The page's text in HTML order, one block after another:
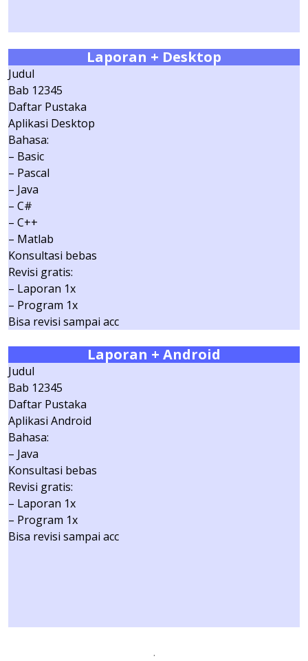
Laporan + Desktop
Judul
Bab 12345
Daftar Pustaka
Aplikasi Desktop
Bahasa:
– Basic
– Pascal
– Java
– C#
– C++
– Matlab
Konsultasi bebas
Revisi gratis:
– Laporan 1x
– Program 1x
Bisa revisi sampai acc
Laporan + Android
Judul
Bab 12345
Daftar Pustaka
Aplikasi Android
Bahasa:
– Java
Konsultasi bebas
Revisi gratis:
– Laporan 1x
– Program 1x
Bisa revisi sampai acc
.